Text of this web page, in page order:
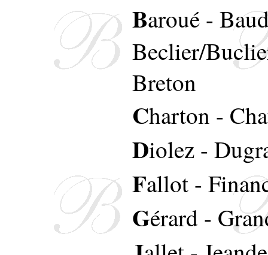
Baroué -
Beclier/
Breton
Charton -
Diolez -
Fallot -
Gérard -